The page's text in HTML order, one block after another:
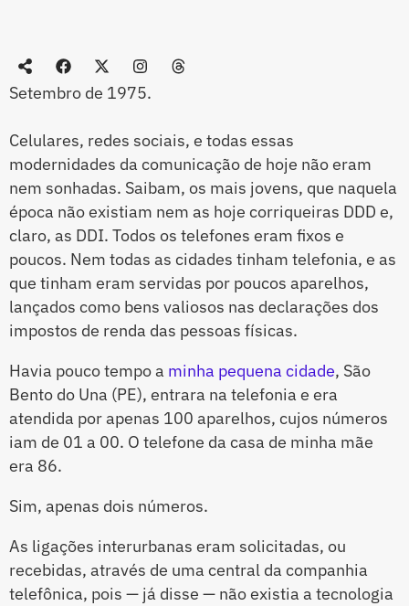
Setembro de 1975.
Celulares, redes sociais, e todas essas
modernidades da comunicação de hoje não eram
nem sonhadas. Saibam, os mais jovens, que naquela
época não existiam nem as hoje corriqueiras DDD e,
claro, as DDI. Todos os telefones eram fixos e
poucos. Nem todas as cidades tinham telefonia, e as
que tinham eram servidas por poucos aparelhos,
lançados como bens valiosos nas declarações dos
impostos de renda das pessoas físicas.
Havia pouco tempo a minha pequena cidade, São
Bento do Una (PE), entrara na telefonia e era
atendida por apenas 100 aparelhos, cujos números
iam de 01 a 00. O telefone da casa de minha mãe
era 86.
Sim, apenas dois números.
As ligações interurbanas eram solicitadas, ou
recebidas, através de uma central da companhia
telefônica, pois — já disse — não existia a tecnologia